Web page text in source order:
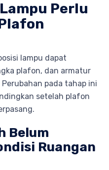
Perlu
lampu dapat
plafon, dan armatur
pada tahap ini
setelah plafon
Belum
Ruangan